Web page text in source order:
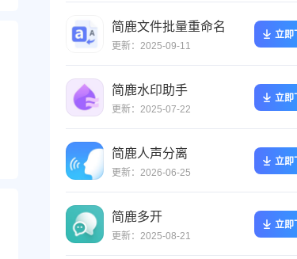
简鹿文件批量重命名
更新：2025-09-11
立即
简鹿水印助手
更新：2025-07-22
立即
简鹿人声分离
更新：2026-06-25
立即
简鹿多开
更新：2025-08-21
立即